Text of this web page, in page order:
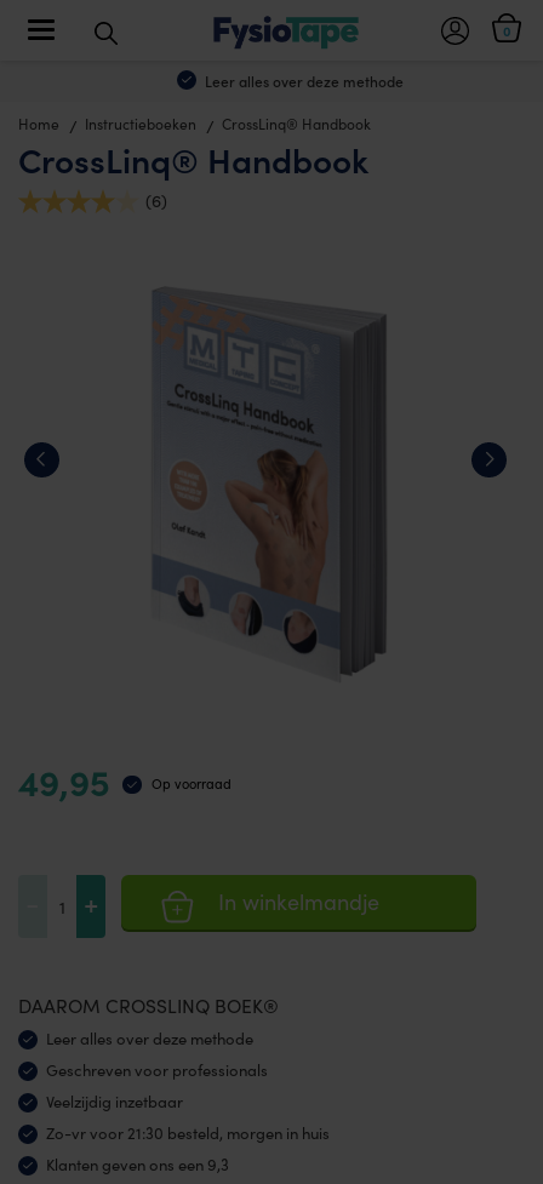
Leer alles over deze methode
0
Toggle navigation
Home Instructieboeken CrossLinq® Handbook
CrossLinq® Handbook
(6)
49,95 Op voorraad
+ In winkelmandje
DAAROM CROSSLINQ BOEK®
Leer alles over deze methode
Geschreven voor professionals
Veelzijdig inzetbaar
Zo-vr voor 21:30 besteld, morgen in huis
Klanten geven ons een 9,3